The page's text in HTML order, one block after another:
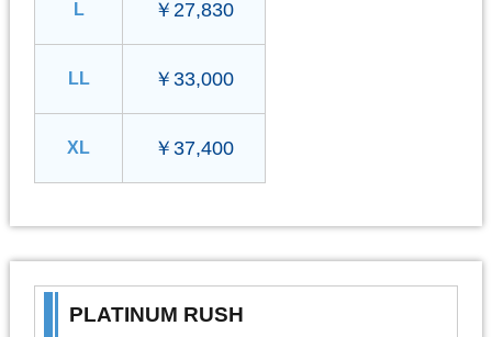
L ￥27,830
LL ￥33,000
XL ￥37,400
PLATINUM RUSH